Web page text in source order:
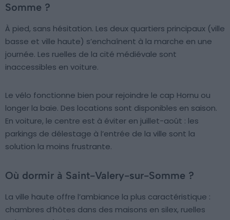
Somme ?
À pied, sans hésitation. Les deux quartiers principaux (ville
basse et ville haute) s’enchaînent à la marche en une
journée. Les ruelles de la cité médiévale sont
inaccessibles en voiture.
Le vélo fonctionne bien pour rejoindre le cap Hornu ou
longer la baie. Des locations sont disponibles en saison.
En voiture, le centre est à éviter en juillet-août : les
parkings de délestage à l’entrée de la ville sont la
solution la moins frustrante.
Où dormir à Saint-Valery-sur-Somme ?
La ville haute offre l’ambiance la plus caractéristique :
chambres d’hôtes dans des maisons en silex, ruelles